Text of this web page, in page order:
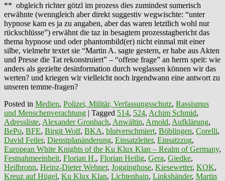
** obgleich richter götzl im prozess dies zumindest sumerisch
erwähnte (wenngleich aber direkt suggestiv wegwischte: “unter
hypnose kam es ja zu angaben, aber das waren letztlich wohl nur
rückschlüsse”) erwähnt die taz in besagtem prozesstagbericht das
thema hypnose und oder phantombild(er) nicht einmal mit einer
silbe, vielmehr textet sie “Martin A. sagte gestern, er habe aus Akten
und Presse die Tat rekonstruiert” – “offene frage” an herrn speit: wie
anders als gezielte desinformation durch weglassen können wir das
werten? und kriegen wir vielleicht noch irgendwann eine antwort zu
unseren temme-fragen?
Posted in Medien, Polizei, Militär, Verfassungsschutz, Rassismus
und Menschenverachtung | Tagged 514, 524, Achim Schmid,
Adressliste, Alexander Gronbach, Anwältin, Arnold, Aufklärung,
BePo, BFE, Birgit Wolf, BKA, blutverschmiert, Böblingen, Corelli,
David Feiler, Dienstplanänderung, Einsatzleiter, Einsatzzug,
European White Knights of the Ku Klux Klan – Realm of Germany,
Festnahmeeinheit, Florian H., Florian Heilig, Gera, Giedke,
Heilbronn, Heinz-Dieter Wehner, Jogginghose, Kiesewetter, KOK,
Kreuz auf Hügel, Ku Klux Klan, Lichtenhain, Linkshänder, Martin